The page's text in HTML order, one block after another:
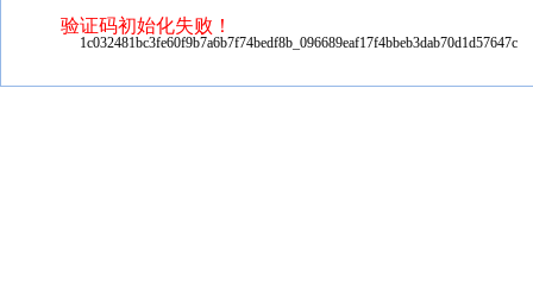
验证码初始化失败！
1c032481bc3fe60f9b7a6b7f74bedf8b_096689eaf17f4bbeb3dab70d1d57647c